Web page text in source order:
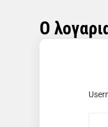
Ο